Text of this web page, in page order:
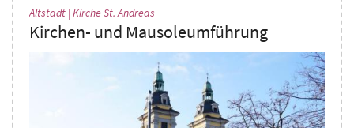
Altstadt | Kirche St. Andreas
Kirchen- und Mausoleumführung